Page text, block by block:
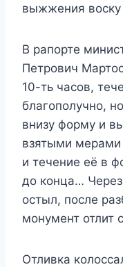
выжжения воску
В рапорте
Петрович
10-ть часов,
благополучно,
внизу форму и
взятыми мерами
и течение её в
до конца…
остыл, после
монумент отлит
Отливка